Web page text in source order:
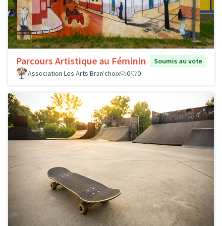
Parcours Artistique au Féminin
Soumis au vote
Association Les Arts Bran'choix
0 0